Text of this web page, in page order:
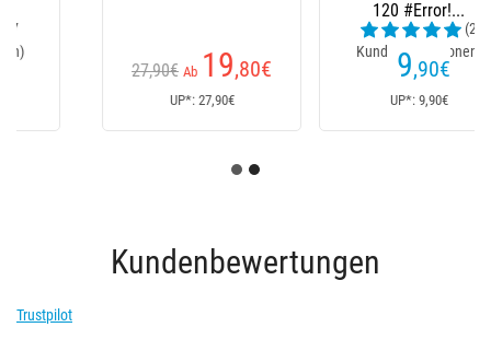
,90€
(1
Kundenrezensionen)
22 €
UP*: 23,20€
Kundenbewertungen
Trustpilot